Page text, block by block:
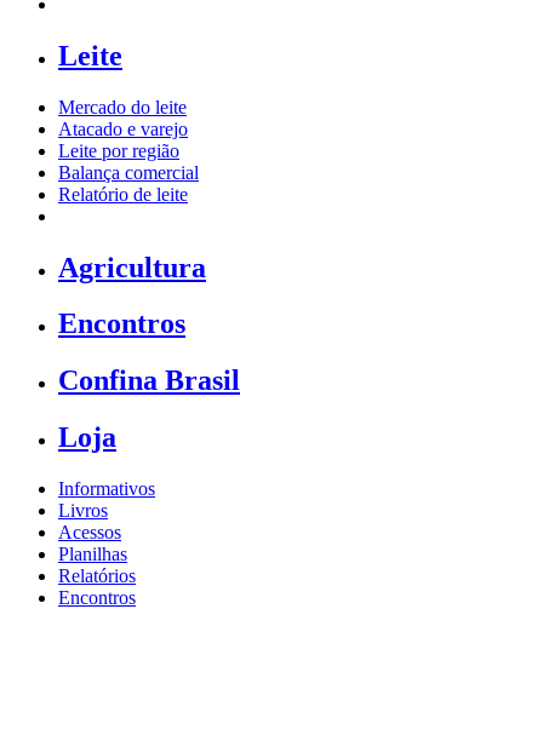
Leite
Mercado do leite
Atacado e varejo
Leite por região
Balança comercial
Relatório de leite
Agricultura
Encontros
Confina Brasil
Loja
Informativos
Livros
Acessos
Planilhas
Relatórios
Encontros